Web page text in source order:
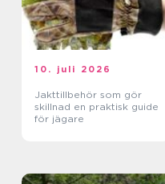
10. juli 2026
Jakttillbehör som gör
skillnad en praktisk guide
för jägare